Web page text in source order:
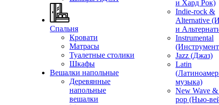
Спальня
Кровати
Матрасы
Туалетные столики
Шкафы
Вешалки напольные
Деревянные
напольные
вешалки
и Хард Рок)
Indie-rock &
Alternative
и
Instrumental
Jazz (Джаз)
Latin
музыка)
New Wave
pop (Нью-